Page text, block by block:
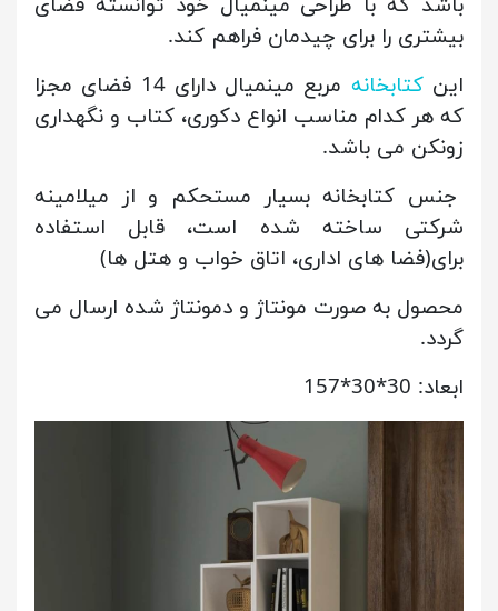
بیشتری را برای چیدمان فراهم کند.
اینکتابخانه
مربع مینمیال دارای 14 فضای مجزا
که هر کدام مناسب انواع دکوری، کتاب و نگهداری
زونکن می باشد.
جنس کتابخانه بسیار مستحکم و از میلامینه
شرکتی ساخته شده است، قابل استفاده
برای(فضا های اداری، اتاق خواب و هتل ها)
محصول به صورت مونتاژ و دمونتاژ شده ارسال می
گردد.
ابعاد: 30*30*157